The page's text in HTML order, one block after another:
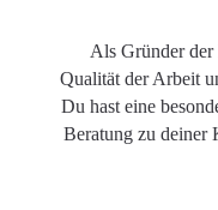
Als Gründer
Qualität der Arbeit
Du hast eine
Beratung zu deiner